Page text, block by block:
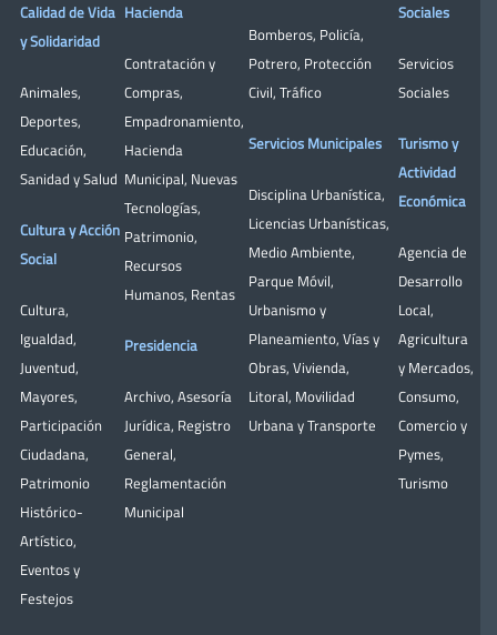
Calidad de Vida
y Solidaridad
Animales,
Deportes,
Educación,
Sanidad y Salud
Cultura y Acción
Social
Cultura,
Igualdad,
Juventud,
Mayores,
Participación
Ciudadana,
Patrimonio
Histórico-
Artístico,
Eventos y
Festejos
Hacienda
Contratación y
Compras,
Empadronamiento,
Hacienda
Municipal, Nuevas
Tecnologías,
Patrimonio,
Recursos
Humanos, Rentas
Presidencia
Archivo, Asesoría
Jurídica, Registro
General,
Reglamentación
Municipal
Bomberos, Policía,
Potrero, Protección
Civil, Tráfico
Servicios Municipales
Disciplina Urbanística,
Licencias Urbanísticas,
Medio Ambiente,
Parque Móvil,
Urbanismo y
Planeamiento, Vías y
Obras, Vivienda,
Litoral, Movilidad
Urbana y Transporte
Sociales
Servicios
Sociales
Turismo y
Actividad
Económica
Agencia de
Desarrollo
Local,
Agricultura
y Mercados,
Consumo,
Comercio y
Pymes,
Turismo